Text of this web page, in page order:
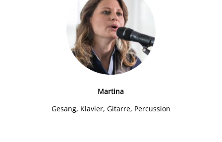
Martina
Gesang, Klavier, Gitarre, Percussion